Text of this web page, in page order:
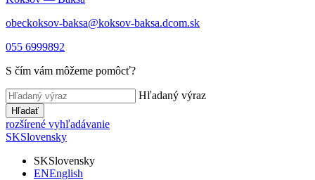
obeckoksov-baksa@koksov-baksa.dcom.sk
055 6999892
S čím vám môžeme pomôcť?
Hľadaný výraz
Hľadať
rozšírené vyhľadávanie
SKSlovensky
SKSlovensky
ENEnglish